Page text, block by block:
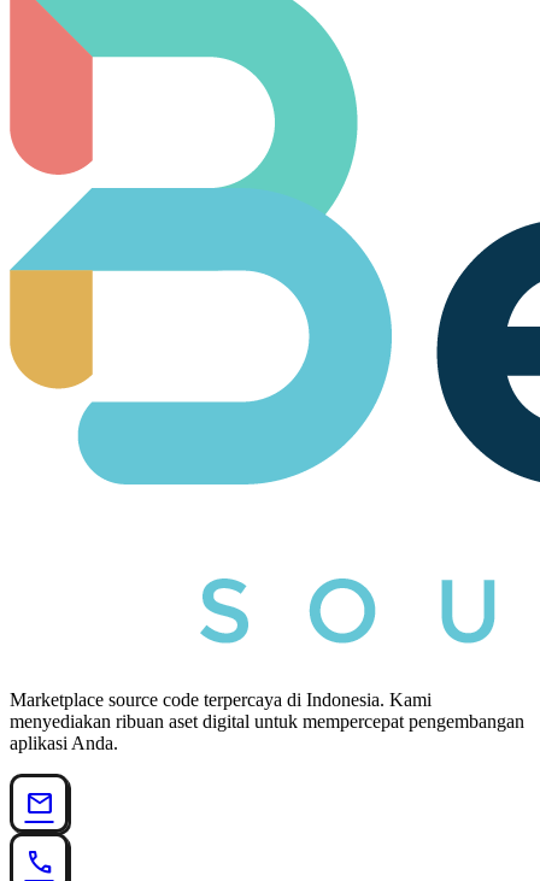
Marketplace source code terpercaya di Indonesia. Kami
menyediakan ribuan aset digital untuk mempercepat pengembangan
aplikasi Anda.
mail
call